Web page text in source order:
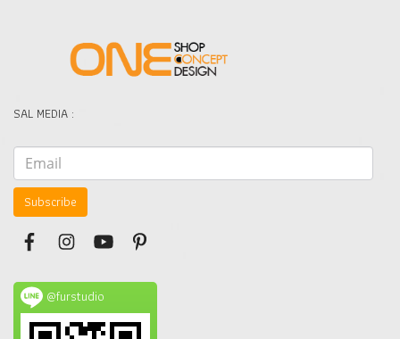
SAL MEDIA :
Subscribe
@furstudio